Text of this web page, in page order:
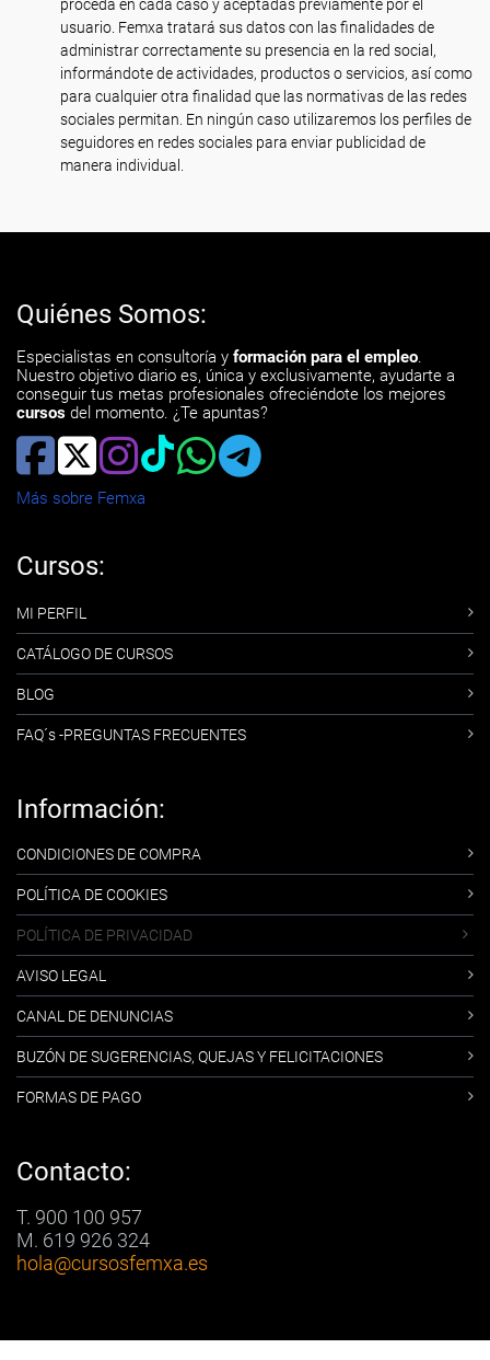
proceda en cada caso y aceptadas previamente por el
usuario. Femxa tratará sus datos con las finalidades de
administrar correctamente su presencia en la red social,
informándote de actividades, productos o servicios, así como
para cualquier otra finalidad que las normativas de las redes
sociales permitan. En ningún caso utilizaremos los perfiles de
seguidores en redes sociales para enviar publicidad de
manera individual.
Quiénes Somos:
Especialistas en consultoría y formación para el empleo.
Nuestro objetivo diario es, única y exclusivamente, ayudarte a
conseguir tus metas profesionales ofreciéndote los mejores
cursos del momento. ¿Te apuntas?
Más sobre Femxa
Cursos:
MI PERFIL
CATÁLOGO DE CURSOS
BLOG
FAQ´s -PREGUNTAS FRECUENTES
Información:
CONDICIONES DE COMPRA
POLÍTICA DE COOKIES
POLÍTICA DE PRIVACIDAD
AVISO LEGAL
CANAL DE DENUNCIAS
BUZÓN DE SUGERENCIAS, QUEJAS Y FELICITACIONES
FORMAS DE PAGO
Contacto:
T. 900 100 957
M. 619 926 324
hola@cursosfemxa.es